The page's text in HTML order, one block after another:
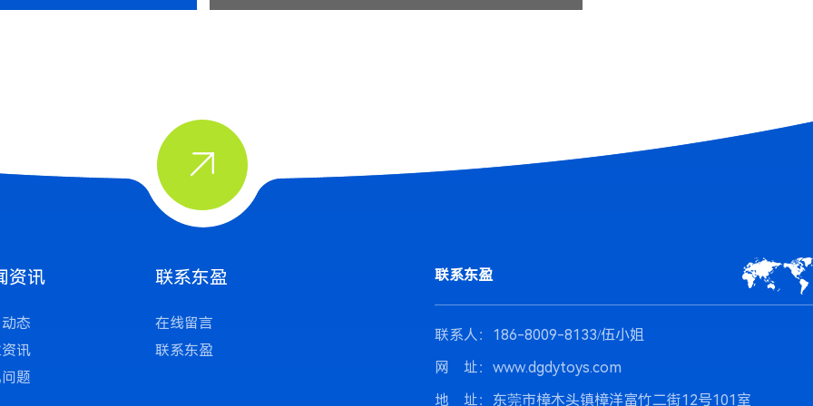

资讯
态
讯
题
联系东盈
在线留言
联系东盈
联系东盈
联系人：186-8009-8133/伍小姐
网 址：www.dgdytoys.com
地 址：东莞市樟木头镇樟洋富竹二街12号101室